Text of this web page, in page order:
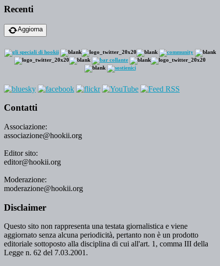
Recenti
Aggiorna
Contatti
Associazione:
associazione@hookii.org
Editor sito:
editor@hookii.org
Moderazione:
moderazione@hookii.org
Disclaimer
Questo sito non rappresenta una testata giornalistica e viene
aggiornato senza alcuna periodicità, pertanto non è un prodotto
editoriale sottoposto alla disciplina di cui all'art. 1, comma III della
Legge n. 62 del 7.03.2001.